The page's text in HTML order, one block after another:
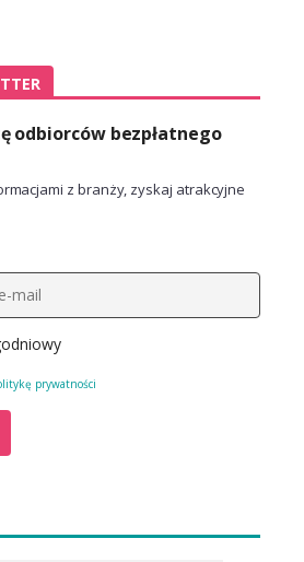
odbiorców bezpłatnego
z branży, zyskaj atrakcyjne
prywatności